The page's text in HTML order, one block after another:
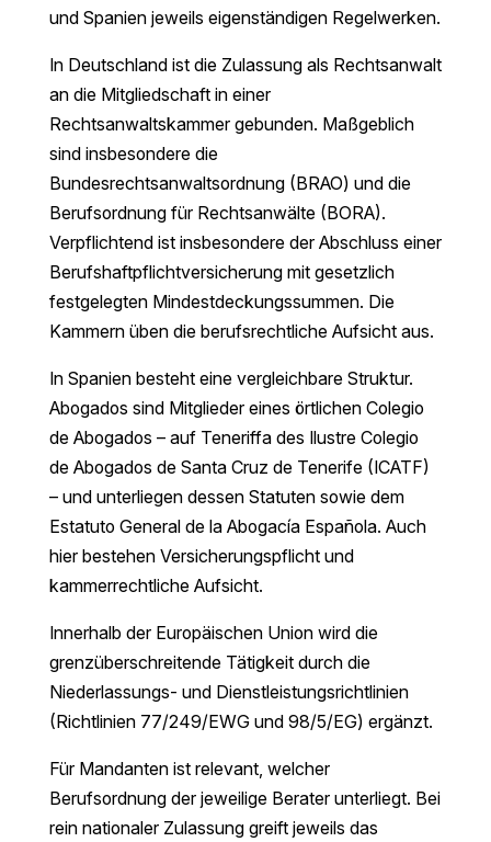
und Spanien jeweils eigenständigen Regelwerken.
In Deutschland ist die Zulassung als Rechtsanwalt
an die Mitgliedschaft in einer
Rechtsanwaltskammer gebunden. Maßgeblich
sind insbesondere die
Bundesrechtsanwaltsordnung (BRAO) und die
Berufsordnung für Rechtsanwälte (BORA).
Verpflichtend ist insbesondere der Abschluss einer
Berufshaftpflichtversicherung mit gesetzlich
festgelegten Mindestdeckungssummen. Die
Kammern üben die berufsrechtliche Aufsicht aus.
In Spanien besteht eine vergleichbare Struktur.
Abogados sind Mitglieder eines örtlichen Colegio
de Abogados – auf Teneriffa des Ilustre Colegio
de Abogados de Santa Cruz de Tenerife (ICATF)
– und unterliegen dessen Statuten sowie dem
Estatuto General de la Abogacía Española. Auch
hier bestehen Versicherungspflicht und
kammerrechtliche Aufsicht.
Innerhalb der Europäischen Union wird die
grenzüberschreitende Tätigkeit durch die
Niederlassungs- und Dienstleistungsrichtlinien
(Richtlinien 77/249/EWG und 98/5/EG) ergänzt.
Für Mandanten ist relevant, welcher
Berufsordnung der jeweilige Berater unterliegt. Bei
rein nationaler Zulassung greift jeweils das